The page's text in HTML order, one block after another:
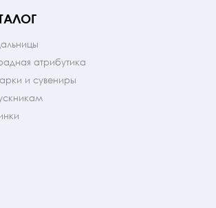
атрибутика
и сувениры